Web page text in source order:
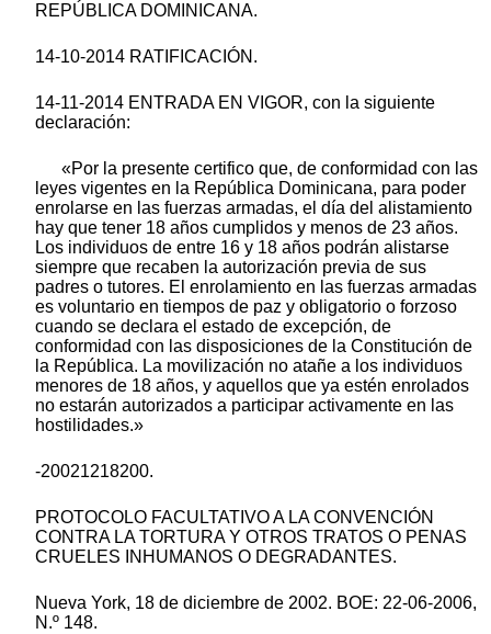
REPÚBLICA DOMINICANA.
14-10-2014 RATIFICACIÓN.
14-11-2014 ENTRADA EN VIGOR, con la siguiente
declaración:
«Por la presente certifico que, de conformidad con las
leyes vigentes en la República Dominicana, para poder
enrolarse en las fuerzas armadas, el día del alistamiento
hay que tener 18 años cumplidos y menos de 23 años.
Los individuos de entre 16 y 18 años podrán alistarse
siempre que recaben la autorización previa de sus
padres o tutores. El enrolamiento en las fuerzas armadas
es voluntario en tiempos de paz y obligatorio o forzoso
cuando se declara el estado de excepción, de
conformidad con las disposiciones de la Constitución de
la República. La movilización no atañe a los individuos
menores de 18 años, y aquellos que ya estén enrolados
no estarán autorizados a participar activamente en las
hostilidades.»
-20021218200.
PROTOCOLO FACULTATIVO A LA CONVENCIÓN
CONTRA LA TORTURA Y OTROS TRATOS O PENAS
CRUELES INHUMANOS O DEGRADANTES.
Nueva York, 18 de diciembre de 2002. BOE: 22-06-2006,
N.º 148.